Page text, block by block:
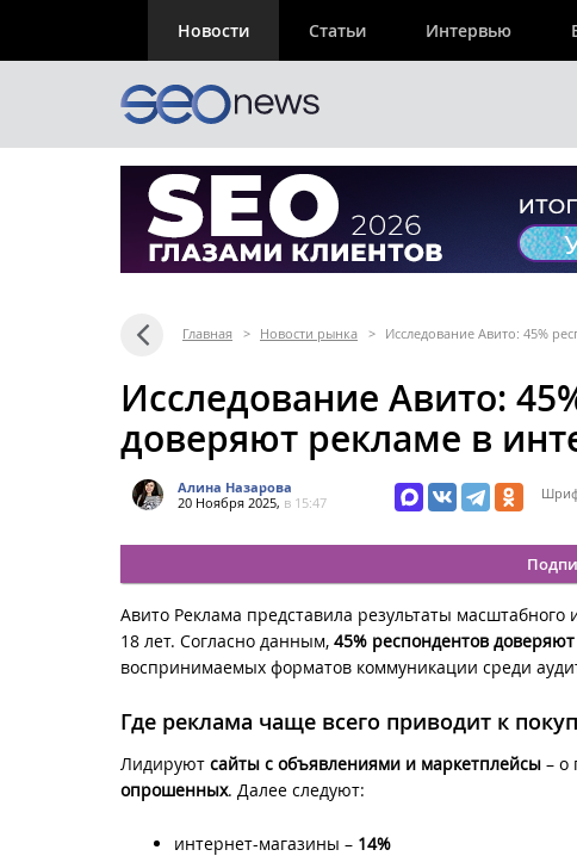
Новости Статьи Интервью
Главная > Новости рынка > Исследование Авито: 45%
Исследование Авито:
доверяют рекламе в
Алина Назарова
20 Ноября 2025, в 15:47
Авито Реклама представила результаты
18 лет. Согласно данным, 45% респондентов
воспринимаемых форматов коммуникации среди
Где реклама чаще всего приводит к
Лидируют сайты с объявлениями и маркетплейсы – о
опрошенных. Далее следуют:
интернет-магазины – 14%